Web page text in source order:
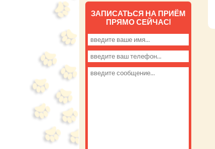
ЗАПИСАТЬСЯ НА ПРИЁМ
ПРЯМО СЕЙЧАС!